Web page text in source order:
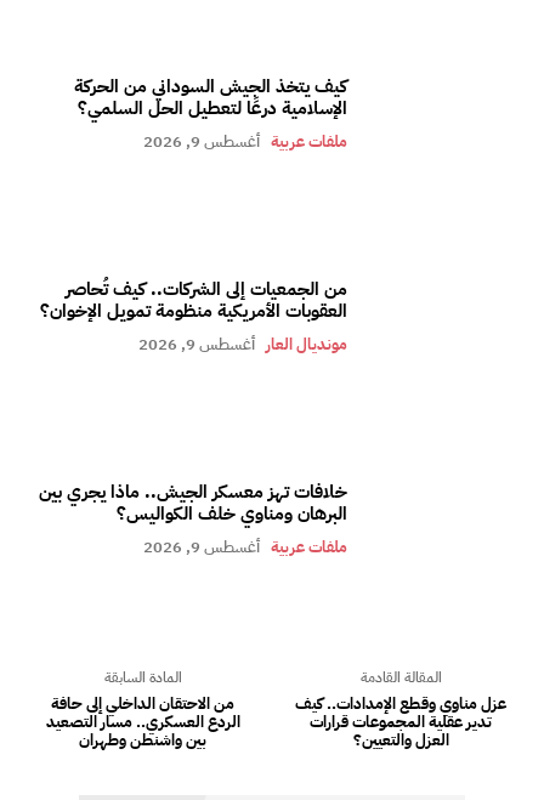
كيف يتخذ الجيش السوداني من الحركة
الإسلامية درعًا لتعطيل الحل السلمي؟
ملفات عربية أغسطس 9, 2026
من الجمعيات إلى الشركات.. كيف تُحاصر
العقوبات الأمريكية منظومة تمويل الإخوان؟
مونديال العار أغسطس 9, 2026
خلافات تهز معسكر الجيش.. ماذا يجري بين
البرهان ومناوي خلف الكواليس؟
ملفات عربية أغسطس 9, 2026
المادة السابقة
من الاحتقان الداخلي إلى حافة
الردع العسكري.. مسار التصعيد
بين واشنطن وطهران
المقالة القادمة
عزل مناوي وقطع الإمدادات.. كيف
تدير عقلية المجموعات قرارات
العزل والتعيين؟